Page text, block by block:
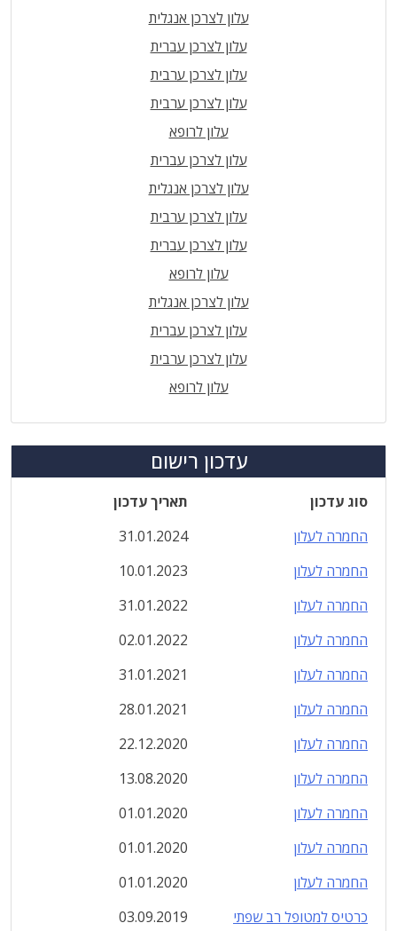
עלון לצרכן אנגלית
עלון לצרכן עברית
עלון לצרכן ערבית
עלון לצרכן ערבית
עלון לרופא
עלון לצרכן עברית
עלון לצרכן אנגלית
עלון לצרכן ערבית
עלון לצרכן עברית
עלון לרופא
עלון לצרכן אנגלית
עלון לצרכן עברית
עלון לצרכן ערבית
עלון לרופא
עדכון רישום
סוג עדכון
תאריך עדכון
החמרה לעלון
31.01.2024
החמרה לעלון
10.01.2023
החמרה לעלון
31.01.2022
החמרה לעלון
02.01.2022
החמרה לעלון
31.01.2021
החמרה לעלון
28.01.2021
החמרה לעלון
22.12.2020
החמרה לעלון
13.08.2020
החמרה לעלון
01.01.2020
החמרה לעלון
01.01.2020
החמרה לעלון
01.01.2020
כרטיס למטופל רב שפתי
03.09.2019